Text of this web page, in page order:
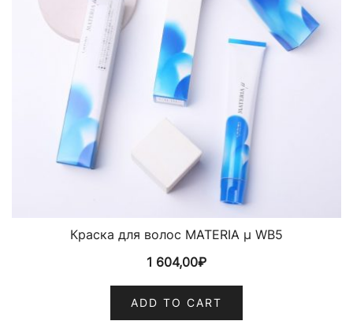
Краска для волос MATERIA µ WB5
1 604,00₽
ADD TO CART